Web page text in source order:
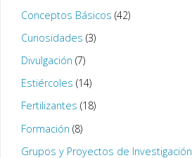
Conceptos Básicos (42)
Curiosidades (3)
Divulgación (7)
Estiércoles (14)
Fertilizantes (18)
Formación (8)
Grupos y Proyectos de Investigación